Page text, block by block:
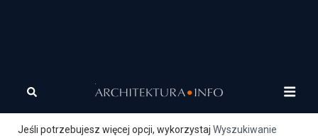
Jeśli potrzebujesz więcej opcji, wykorzystaj Wyszukiwanie